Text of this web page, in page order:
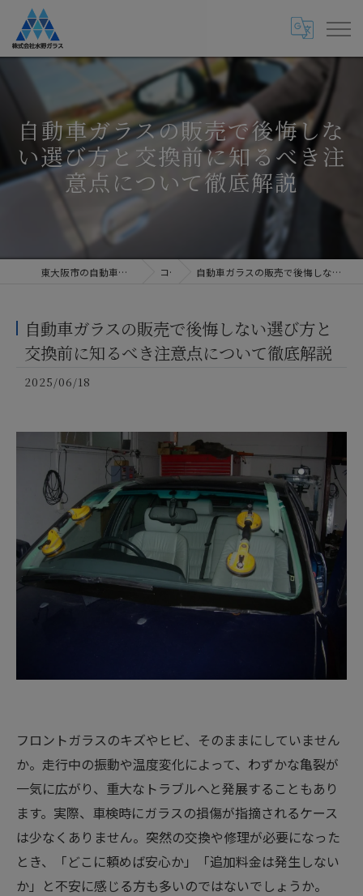
自動車ガラスの販売で後悔しな
い選び方と交換前に知るべき注
意点について徹底解説
東大阪市の自動車ガラス専門店・株式会社水野ガラス コラム 自動車ガラスの販売で後悔しない選び方と交換前に知るべき注意点について徹底解説
自動車ガラスの販売で後悔しない選び方と
交換前に知るべき注意点について徹底解説
2025/06/18
フロントガラスのキズやヒビ、そのままにしていません
か。走行中の振動や温度変化によって、わずかな亀裂が
一気に広がり、重大なトラブルへと発展することもあり
ます。実際、車検時にガラスの損傷が指摘されるケース
は少なくありません。突然の交換や修理が必要になった
とき、「どこに頼めば安心か」「追加料金は発生しない
か」と不安に感じる方も多いのではないでしょうか。